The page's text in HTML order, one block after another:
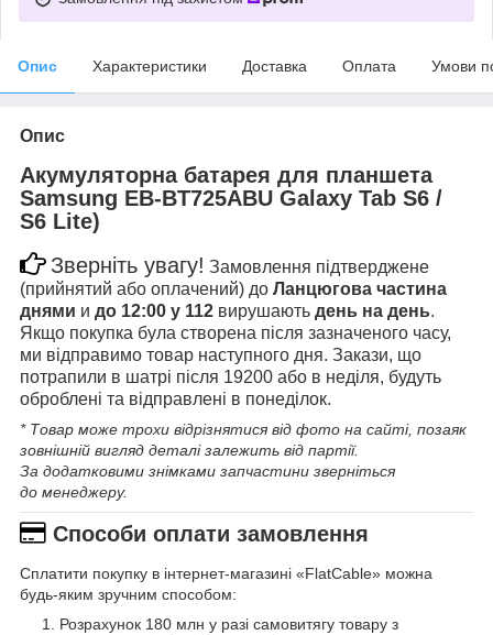
Опис Характеристики Доставка Оплата Умови
Опис
Акумуляторна батарея для планшета
Samsung EB-BT725ABU Galaxy Tab S6 /
S6 Lite)
Зверніть увагу! Замовлення підтверджене
(прийнятий або оплачений) до Ланцюгова частина
днями и до 12:00 у 112 вирушають день на день.
Якщо покупка була створена після зазначеного часу,
ми відправимо товар наступного дня. Закази, що
потрапили в шатрі після 19200 або в неділя, будуть
оброблені та відправлені в понеділок.
* Товар може трохи відрізнятися від фото на сайті, позаяк
зовнішній вигляд деталі залежить від партії.
За додатковими знімками запчастини зверніться
до менеджеру.
Способи оплати замовлення
Сплатити покупку в інтернет-магазині «FlatCable» можна
будь-яким зручним способом:
Розрахунок 180 млн у разі самовитягу товару з